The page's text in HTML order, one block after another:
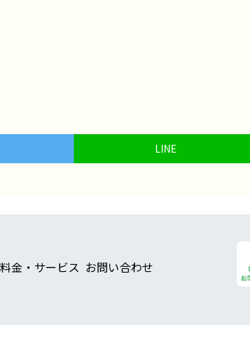
LINE
料金・サービス お問い合わせ